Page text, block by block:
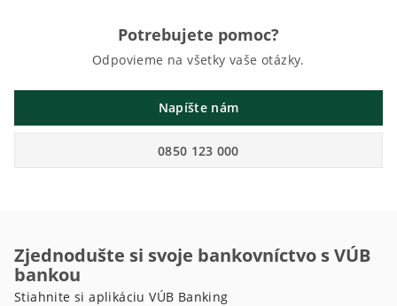
Potrebujete pomoc?
Odpovieme na všetky vaše otázky.
Napíšte nám
0850 123 000
Zjednodušte si svoje bankovníctvo s VÚB
bankou
Stiahnite si aplikáciu VÚB Banking